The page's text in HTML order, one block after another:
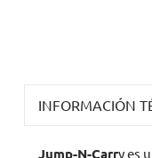
INFORMACIÓN
Jump-N-Carry es